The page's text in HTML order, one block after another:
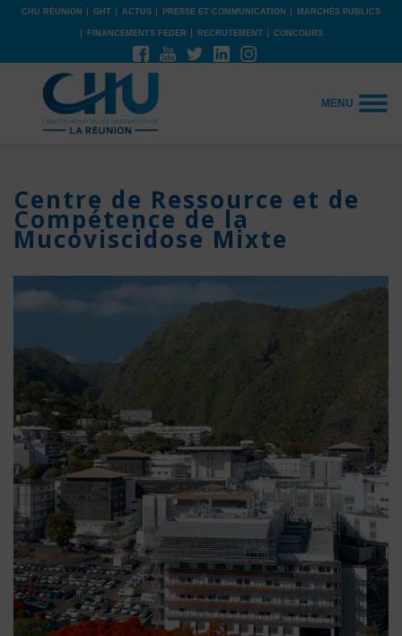
CHU RÉUNION GHT ACTUS PRESSE ET COMMUNICATION MARCHÉS PUBLICS
FINANCEMENTS FEDER RECRUTEMENT CONCOURS
MENU
Centre de Ressource et de
Compétence de la
Mucoviscidose Mixte